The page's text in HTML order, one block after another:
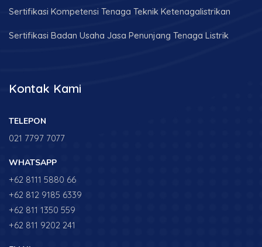
Sertifikasi Kompetensi Tenaga Teknik Ketenagalistrikan
Sertifikasi Badan Usaha Jasa Penunjang Tenaga Listrik
Kontak Kami
TELEPON
021 7797 7077
WHATSAPP
+62 8111 5880 66
+62 812 9185 6339
+62 811 1350 559
+62 811 9202 241